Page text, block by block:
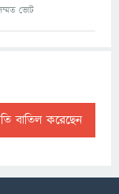
ভোট
বাতিল করেছেন